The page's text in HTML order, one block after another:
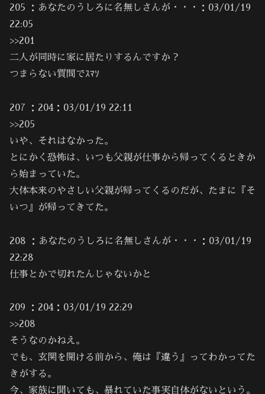
205 ：あなたのうしろに名無しさんが・・・：03/01/19
22:05
>>201
二人が同時に家に居たりするんですか？
つまらない質問でｽﾏｿ
207 ：204：03/01/19 22:11
>>205
いや、それはなかった。
とにかく恐怖は、いつも父親が仕事から帰ってくるときか
ら始まっていた。
大体本来のやさしい父親が帰ってくるのだが、たまに『そ
いつ』が帰ってきてた。
208 ：あなたのうしろに名無しさんが・・・：03/01/19
22:28
仕事とかで切れたんじゃないかと
209 ：204：03/01/19 22:29
>>208
そうなのかねえ。
でも、玄関を開ける前から、俺は『違う』ってわかってた
きがする。
今、家族に聞いても、暴れていた事実自体がないという。